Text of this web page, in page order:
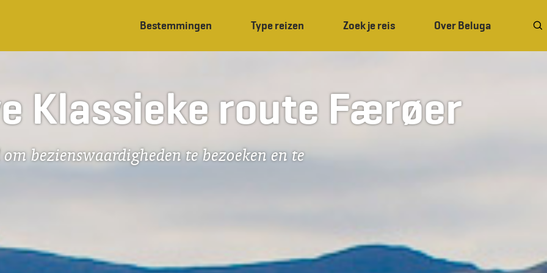
Bestemmingen Type reizen Zoek je reis Over Beluga
Klassieke route Færøer
bezienswaardigheden te bezoeken en te